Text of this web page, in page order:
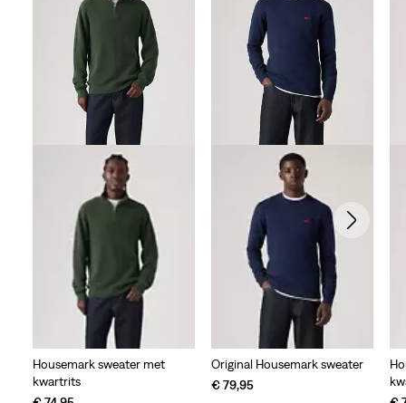
beoordelingen
Housemark sweater met
kwartrits
Original Housemark sweater
€ 79,95